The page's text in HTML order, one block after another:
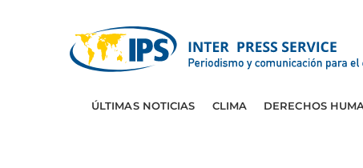
ÚLTIMAS NOTICIAS CLIMA DERECHOS